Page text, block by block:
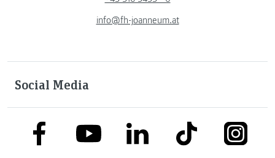
info@fh-joanneum.at
Social Media
link to facebooklink to youtubelink to linkedinlink to tiktok